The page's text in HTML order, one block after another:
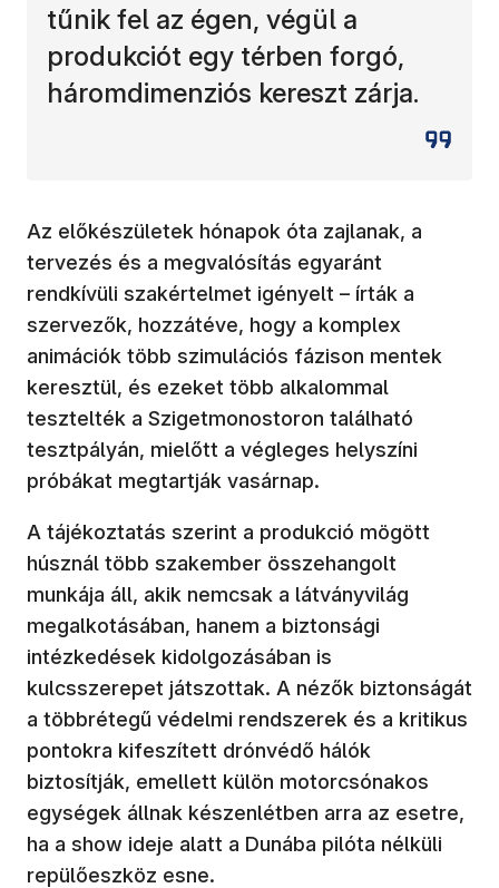
tűnik fel az égen, végül a
produkciót egy térben forgó,
háromdimenziós kereszt zárja.
Az előkészületek hónapok óta zajlanak, a
tervezés és a megvalósítás egyaránt
rendkívüli szakértelmet igényelt – írták a
szervezők, hozzátéve, hogy a komplex
animációk több szimulációs fázison mentek
keresztül, és ezeket több alkalommal
tesztelték a Szigetmonostoron található
tesztpályán, mielőtt a végleges helyszíni
próbákat megtartják vasárnap.
A tájékoztatás szerint a produkció mögött
húsznál több szakember összehangolt
munkája áll, akik nemcsak a látványvilág
megalkotásában, hanem a biztonsági
intézkedések kidolgozásában is
kulcsszerepet játszottak. A nézők biztonságát
a többrétegű védelmi rendszerek és a kritikus
pontokra kifeszített drónvédő hálók
biztosítják, emellett külön motorcsónakos
egységek állnak készenlétben arra az esetre,
ha a show ideje alatt a Dunába pilóta nélküli
repülőeszköz esne.